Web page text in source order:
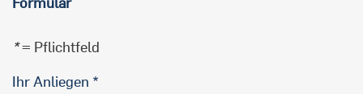
*= Pflichtfeld
Ihr Anliegen